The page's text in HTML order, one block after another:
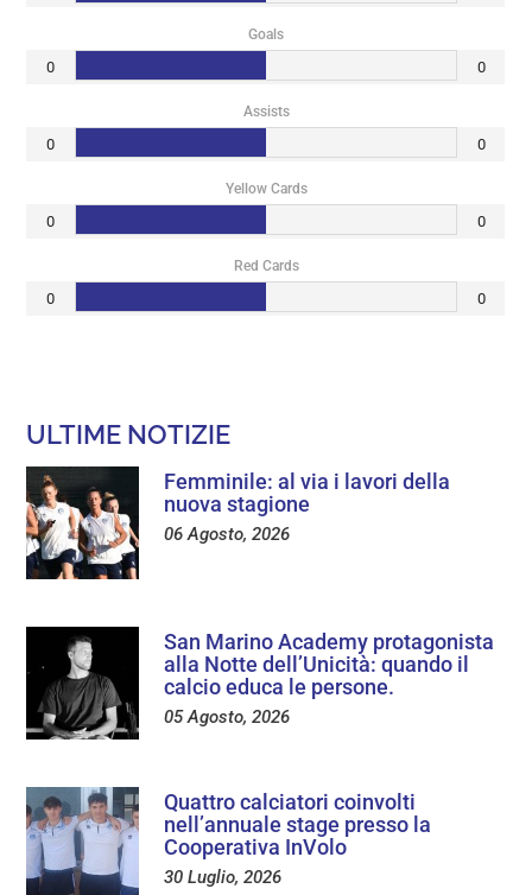
Goals
0 0
Assists
0 0
Yellow Cards
0 0
Red Cards
0 0
ULTIME NOTIZIE
Femminile: al via i lavori della
nuova stagione
06 Agosto, 2026
San Marino Academy protagonista
alla Notte dell’Unicità: quando il
calcio educa le persone.
05 Agosto, 2026
Quattro calciatori coinvolti
nell’annuale stage presso la
Cooperativa InVolo
30 Luglio, 2026